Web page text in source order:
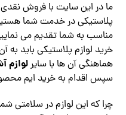
ما در این سایت با فروش
پلاستیکی در خدمت شما
مناسب به شما تقدیم می
خرید لوازم پلاستیکی باید به
هماهنگی آن ها با سایرلوازم
سپس اقدام به خرید ایم
چرا که این لوازم در سلامتی